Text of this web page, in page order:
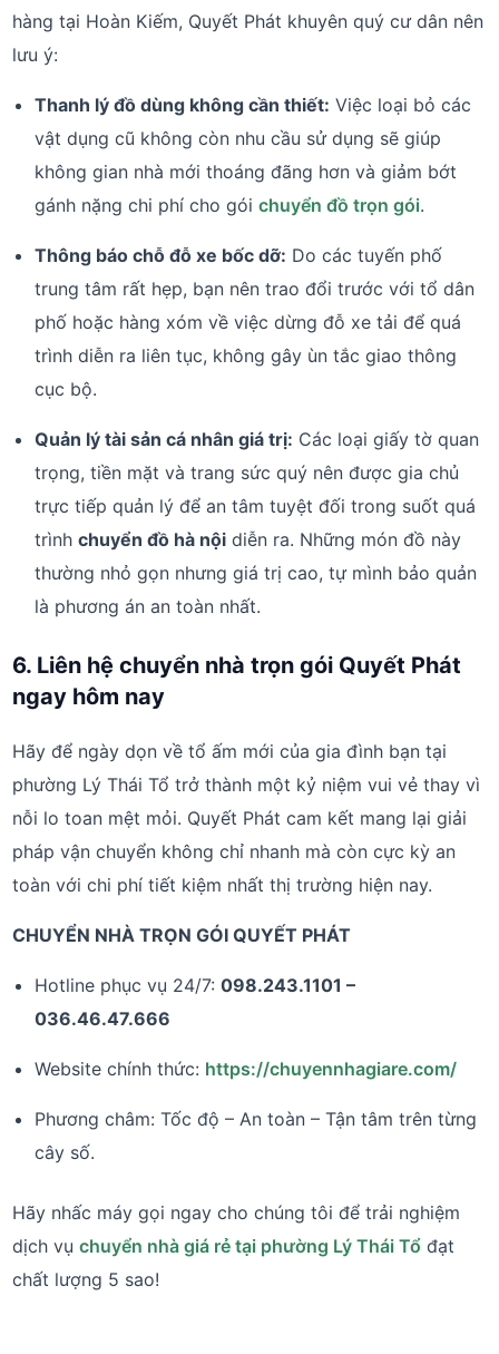
hàng tại Hoàn Kiếm, Quyết Phát khuyên quý cư dân nên
lưu ý:
Thanh lý đồ dùng không cần thiết: Việc loại bỏ các
vật dụng cũ không còn nhu cầu sử dụng sẽ giúp
không gian nhà mới thoáng đãng hơn và giảm bớt
gánh nặng chi phí cho góichuyển đồ trọn gói.
Thông báo chỗ đỗ xe bốc dỡ: Do các tuyến phố
trung tâm rất hẹp, bạn nên trao đổi trước với tổ dân
phố hoặc hàng xóm về việc dừng đỗ xe tải để quá
trình diễn ra liên tục, không gây ùn tắc giao thông
cục bộ.
Quản lý tài sản cá nhân giá trị: Các loại giấy tờ quan
trọng, tiền mặt và trang sức quý nên được gia chủ
trực tiếp quản lý để an tâm tuyệt đối trong suốt quá
trìnhchuyển đồ hà nội diễn ra. Những món đồ này
thường nhỏ gọn nhưng giá trị cao, tự mình bảo quản
là phương án an toàn nhất.
6. Liên hệ chuyển nhà trọn gói Quyết Phát
ngay hôm nay
Hãy để ngày dọn về tổ ấm mới của gia đình bạn tại
phường Lý Thái Tổ trở thành một kỷ niệm vui vẻ thay vì
nỗi lo toan mệt mỏi. Quyết Phát cam kết mang lại giải
pháp vận chuyển không chỉ nhanh mà còn cực kỳ an
toàn với chi phí tiết kiệm nhất thị trường hiện nay.
CHUYỂN NHÀ TRỌN GÓI QUYẾT PHÁT
Hotline phục vụ 24/7:098.243.1101 –
036.46.47.666
Website chính thức: https://chuyennhagiare.com/
Phương châm: Tốc độ – An toàn – Tận tâm trên từng
cây số.
Hãy nhấc máy gọi ngay cho chúng tôi để trải nghiệm
dịch vụchuyển nhà giá rẻ tại phường Lý Thái Tổ đạt
chất lượng 5 sao!